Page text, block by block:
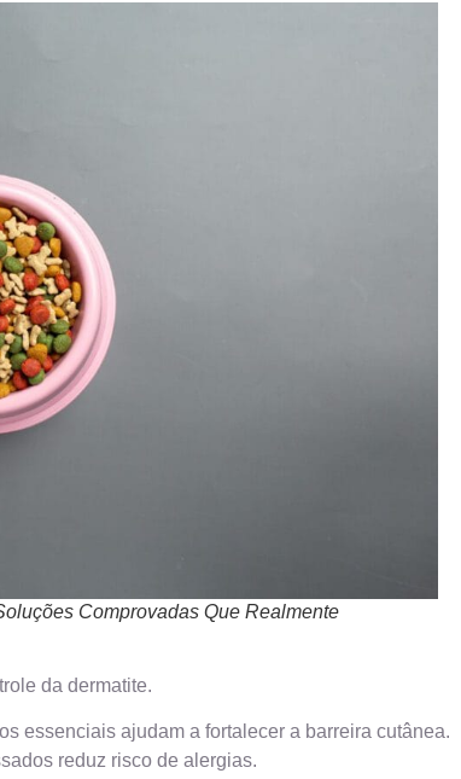
Comprovadas Que Realmente
da dermatite.
essenciais ajudam a fortalecer a barreira cutânea.
reduz risco de alergias.